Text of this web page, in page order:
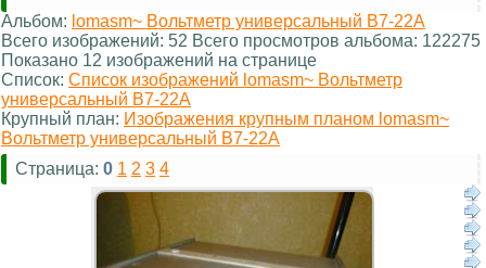
Альбом: lomasm~ Вольтметр универсальный В7-22А
Всего изображений: 52 Всего просмотров альбома: 122275
Показано 12 изображений на странице
Список: Список изображений lomasm~ Вольтметр
универсальный В7-22А
Крупный план: Изображения крупным планом lomasm~
Вольтметр универсальный В7-22А
Страница: 0 1 2 3 4